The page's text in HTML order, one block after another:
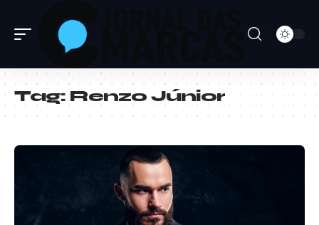
Tag:Renzo Júnior